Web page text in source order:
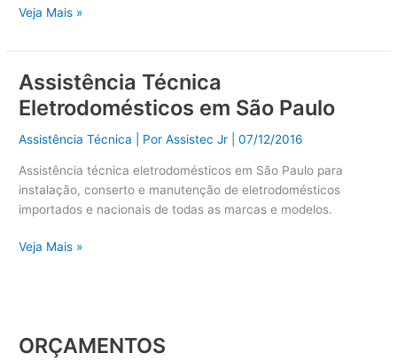
Veja Mais »
Assistência Técnica
Eletrodomésticos em São Paulo
Assistência Técnica | PorAssistec Jr |07/12/2016
Assistência técnica eletrodomésticos em São Paulo para
instalação, conserto e manutenção de eletrodomésticos
importados e nacionais de todas as marcas e modelos.
Assistência
Técnica
Eletrodomésticos
em
Paulo
Veja Mais »
ORÇAMENTOS